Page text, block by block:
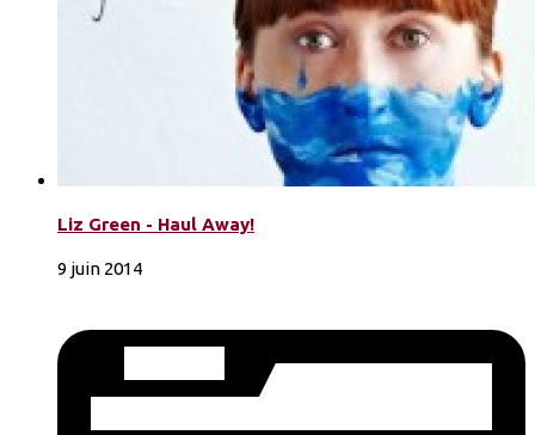
Liz Green - Haul Away!
9 juin 2014